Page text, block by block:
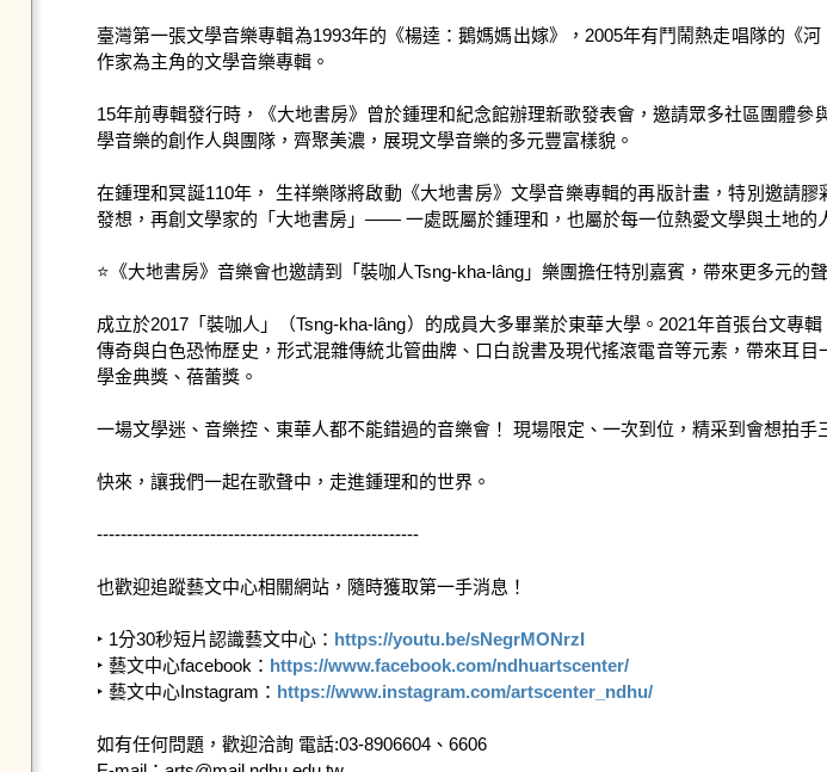
臺灣第一張文學音樂專輯為1993年的《楊逵：鵝媽媽出嫁》，2005年有鬥鬧熱走唱隊的《
作家為主角的文學音樂專輯。
15年前專輯發行時，《大地書房》曾於鍾理和紀念館辦理新歌發表會，邀請眾多社區團體
學音樂的創作人與團隊，齊聚美濃，展現文學音樂的多元豐富樣貌。
在鍾理和冥誕110年， 生祥樂隊將啟動《大地書房》文學音樂專輯的再版計畫，特別邀
發想，再創文學家的「大地書房」—— 一處既屬於鍾理和，也屬於每一位熱愛文學與土地的
⭐《大地書房》音樂會也邀請到「裝咖人Tsng-kha-lâng」樂團擔任特別嘉賓，帶來更多元的
成立於2017「裝咖人」（Tsng-kha-lâng）的成員大多畢業於東華大學。2021年首張台文
傳奇與白色恐怖歷史，形式混雜傳統北管曲牌、口白說書及現代搖滾電音等元素，帶來耳
學金典獎、蓓蕾獎。
一場文學迷、音樂控、東華人都不能錯過的音樂會！ 現場限定、一次到位，精采到會想拍手
快來，讓我們一起在歌聲中，走進鍾理和的世界。
------------------------------------------------------
也歡迎追蹤藝文中心相關網站，隨時獲取第一手消息！
‣ 1分30秒短片認識藝文中心： https://youtu.be/sNegrMONrzI
‣ 藝文中心facebook： https://www.facebook.com/ndhuartscenter/
‣ 藝文中心Instagram： https://www.instagram.com/artscenter_ndhu/
如有任何問題，歡迎洽詢 電話:03-8906604、6606